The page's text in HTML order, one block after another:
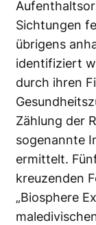
Sichtungen
übrigens
identifiziert
durch ihren
Zählung der
sogenannte
ermittelt.
kreuzenden
„Biosphere